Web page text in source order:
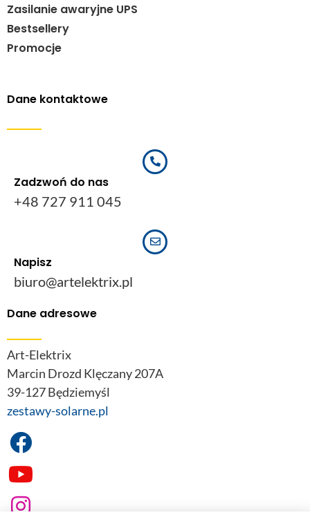
Zasilanie awaryjne UPS
Bestsellery
Promocje
Dane kontaktowe
Zadzwoń do nas
+48 727 911 045
Napisz
biuro@artelektrix.pl
Dane adresowe
Art-Elektrix
Marcin Drozd Klęczany 207A
39-127 Będziemyśl
zestawy-solarne.pl